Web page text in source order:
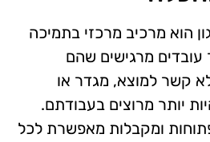
הוא מרכיב מרכזי בתמיכה
מרגישים שהם
קשר למוצא, מגדר או
יותר מרוצים בעבודתם.
ומקבלות מאפשרת לכל